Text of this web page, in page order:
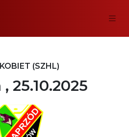
(SZHL)
25.10.2025